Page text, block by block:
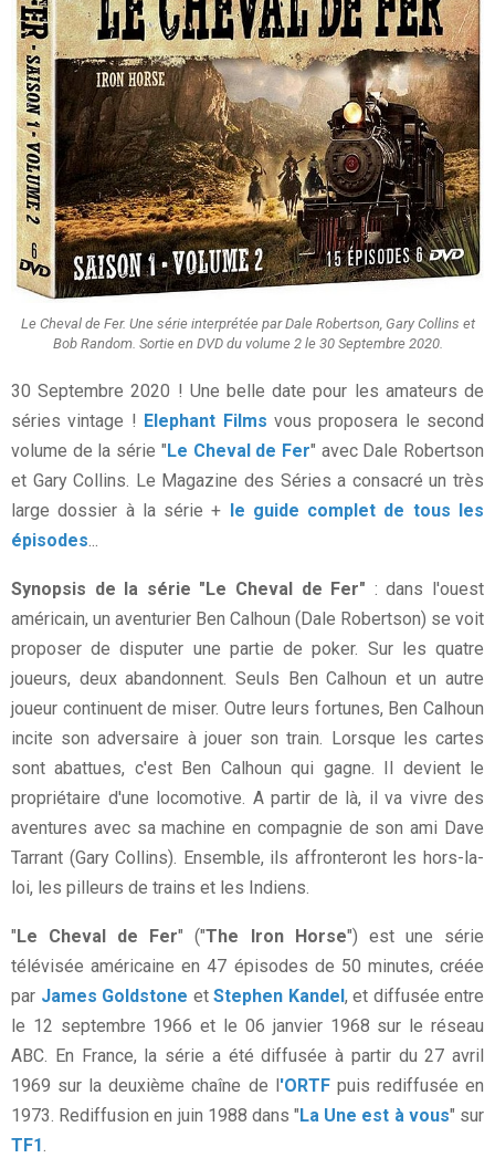
Le Cheval de Fer. Une série interprétée par Dale Robertson, Gary Collins et
Bob Random. Sortie en DVD du volume 2 le 30 Septembre 2020.
30 Septembre 2020 ! Une belle date pour les amateurs de
séries vintage ! Elephant Films vous proposera le second
volume de la série "Le Cheval de Fer" avec Dale Robertson
et Gary Collins. Le Magazine des Séries a consacré un très
large dossier à la série + le guide complet de tous les
épisodes
Synopsis de la série "Le Cheval de Fer" : dans l'ouest
américain, un aventurier Ben Calhoun (Dale Robertson) se voit
proposer de disputer une partie de poker. Sur les quatre
joueurs, deux abandonnent. Seuls Ben Calhoun et un autre
joueur continuent de miser. Outre leurs fortunes, Ben Calhoun
incite son adversaire à jouer son train. Lorsque les cartes
sont abattues, c'est Ben Calhoun qui gagne. Il devient le
propriétaire d'une locomotive. A partir de là, il va vivre des
aventures avec sa machine en compagnie de son ami Dave
Tarrant (Gary Collins). Ensemble, ils affronteront les hors-la-
loi, les pilleurs de trains et les Indiens.
"Le Cheval de Fer" ("The Iron Horse") est une série
télévisée américaine en 47 épisodes de 50 minutes, créée
par James Goldstone et Stephen Kandel, et diffusée entre
le 12 septembre 1966 et le 06 janvier 1968 sur le réseau
ABC. En France, la série a été diffusée à partir du 27 avril
1969 sur la deuxième chaîne de l'ORTFpuis rediffusée en
1973. Rediffusion en juin 1988 dans "La Une est à vous" sur
TF1